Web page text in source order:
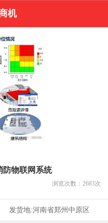
机
防物联网系统
浏览次数： 2683次
发货地:河南省郑州中原区